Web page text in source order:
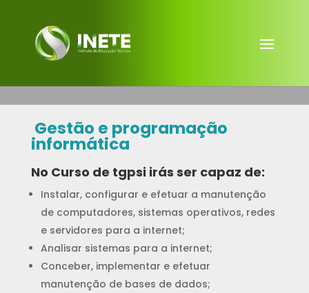
Gestão e programação
informática
No Curso de tgpsi irás ser capaz de:
Instalar, configurar e efetuar a manutenção
de computadores, sistemas operativos, redes
e servidores para a internet;
Analisar sistemas para a internet;
Conceber, implementar e efetuar
manutenção de bases de dados;